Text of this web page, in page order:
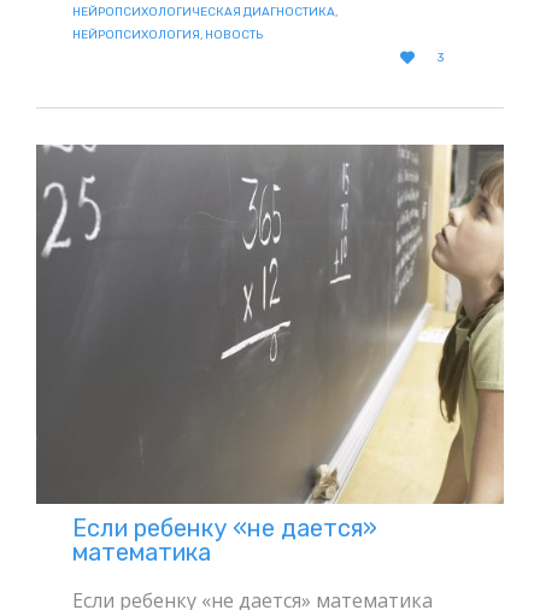
НЕЙРОПСИХОЛОГИЧЕСКАЯ ДИАГНОСТИКА,
НЕЙРОПСИХОЛОГИЯ, НОВОСТЬ

LOVE
3
Если ребенку «не дается»
математика
Если ребенку «не дается» математика